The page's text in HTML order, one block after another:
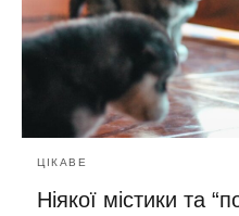
ЦІКАВЕ
Ніякої містики та